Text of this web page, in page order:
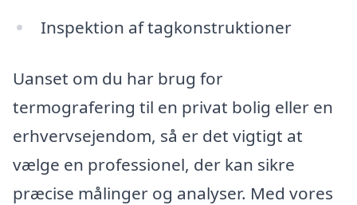
Inspektion af tagkonstruktioner
Uanset om du har brug for
termografering til en privat bolig eller en
erhvervsejendom, så er det vigtigt at
vælge en professionel, der kan sikre
præcise målinger og analyser. Med vores